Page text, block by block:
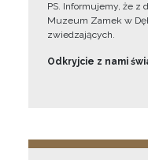
PS. Informujemy, że z
Muzeum Zamek w
zwiedzających.
Odkryjcie z nami